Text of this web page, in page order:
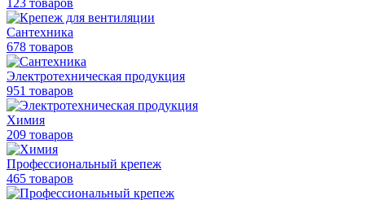
123 товаров
Сантехника
678 товаров
Электротехническая продукция
951 товаров
Химия
209 товаров
Профессиональный крепеж
465 товаров